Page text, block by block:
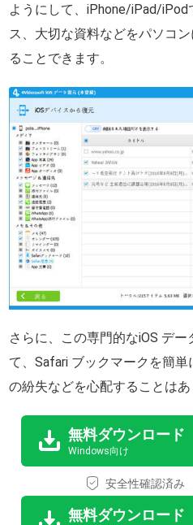
ようにして、iPhone/iPad/
ス、大切な資料などをパソコ
ることできます。
さらに、この専門的なiOS デ
て、Safari ブックマークを簡
の紛失などを心配することはあ
無料ダウンロード
Windows向け
安全性確認済み
無料ダウンロード